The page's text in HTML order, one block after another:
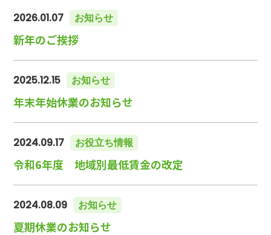
2026.01.07 お知らせ
新年のご挨拶
2025.12.15 お知らせ
年末年始休業のお知らせ
2024.09.17 お役立ち情報
令和6年度 地域別最低賃金の改定
2024.08.09 お知らせ
夏期休業のお知らせ